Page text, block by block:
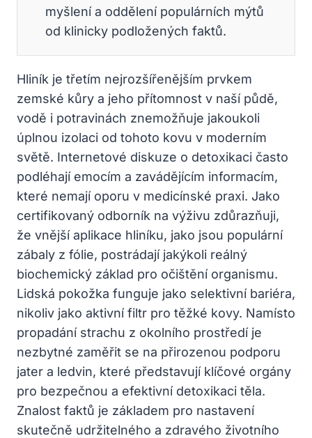
myšlení a oddělení populárních mýtů
od klinicky podložených faktů.
Hliník je třetím nejrozšířenějším prvkem
zemské kůry a jeho přítomnost v naší půdě,
vodě i potravinách znemožňuje jakoukoli
úplnou izolaci od tohoto kovu v moderním
světě. Internetové diskuze o detoxikaci často
podléhají emocím a zavádějícím informacím,
které nemají oporu v medicínské praxi. Jako
certifikovaný odborník na výživu zdůrazňuji,
že vnější aplikace hliníku, jako jsou populární
zábaly z fólie, postrádají jakýkoli reálný
biochemický základ pro očištění organismu.
Lidská pokožka funguje jako selektivní bariéra,
nikoliv jako aktivní filtr pro těžké kovy. Namísto
propadání strachu z okolního prostředí je
nezbytné zaměřit se na přirozenou podporu
jater a ledvin, které představují klíčové orgány
pro bezpečnou a efektivní detoxikaci těla.
Znalost faktů je základem pro nastavení
skutečně udržitelného a zdravého životního